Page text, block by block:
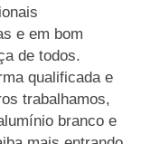
e em bom
de todos.
qualificada e
trabalhamos,
branco e